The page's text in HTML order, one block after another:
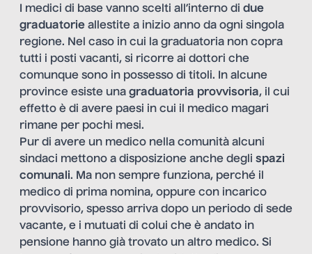
I medici di base vanno scelti all’interno di due
graduatorie allestite a inizio anno da ogni singola
regione. Nel caso in cui la graduatoria non copra
tutti i posti vacanti, si ricorre ai dottori che
comunque sono in possesso di titoli. In alcune
province esiste una graduatoria provvisoria, il cui
effetto è di avere paesi in cui il medico magari
rimane per pochi mesi.
Pur di avere un medico nella comunità alcuni
sindaci mettono a disposizione anche degli spazi
comunali. Ma non sempre funziona, perché il
medico di prima nomina, oppure con incarico
provvisorio, spesso arriva dopo un periodo di sede
vacante, e i mutuati di colui che è andato in
pensione hanno già trovato un altro medico. Si